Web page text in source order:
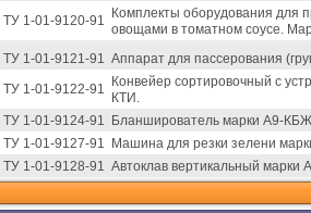
ТУ 1-01-9120-91
Комплекты оборудования для
овощами в томатном соусе.
ТУ 1-01-9121-91 Аппарат для пассерования
ТУ 1-01-9122-91
Конвейер сортировочный с
КТИ.
ТУ 1-01-9124-91
Бланширователь марки А9-
ТУ 1-01-9127-91
Машина для резки зелени
ТУ 1-01-9128-91 Автоклав вертикальный марки